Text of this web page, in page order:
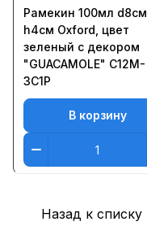
Рамекин 100мл d8см
h4см Oxford, цвет
зеленый с декором
"GUACAMOLE" C12M-
3C1P
В корзину
Назад к списку